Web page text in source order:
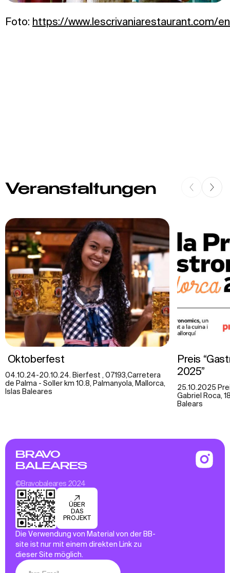
Foto: https://www.lescrivaniarestaurant.com/
Veranstaltungen
Oktoberfest
04.10.24-20.10.24. Bierfest , 07193,Carretera
de Palma - Soller km 10.8, Palmanyola, Mallorca,
Islas Baleares
Preis
2025”
25.10.2025
Gabriel Roca,
Balears
BRAVO
BALEARES
©Bravobaleares 2024
ÜBER
DAS
PROJEKT
Die Verwendung von Material von der BB-
site ist nur mit einem direkten Link zu
dieser Site möglich.